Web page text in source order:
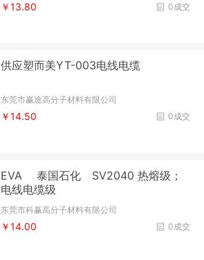
0成交
￥13.80
供应塑而美YT-003电线电缆
东莞市赢途高分子材料有限公司
0成交
￥14.50
EVA 泰国石化 SV2040 热熔级；
电线电缆级
东莞市科赢高分子材料有限公司
0成交
￥14.00